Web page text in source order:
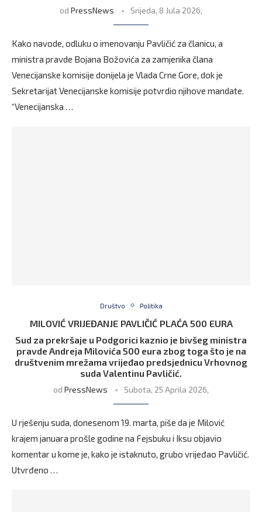
od PressNews Srijeda, 8 Jula 2026,
Kako navode, odluku o imenovanju Pavličić za članicu, a
ministra pravde Bojana Božovića za zamjenika člana
Venecijanske komisije donijela je Vlada Crne Gore, dok je
Sekretarijat Venecijanske komisije potvrdio njihove mandate.
“Venecijanska …
Društvo Politika
MILOVIĆ VRIJEĐANJE PAVLIČIĆ PLAĆA 500 EURA
Sud za prekršaje u Podgorici kaznio je bivšeg ministra
pravde Andreja Milovića 500 eura zbog toga što je na
društvenim mrežama vrijeđao predsjednicu Vrhovnog
suda Valentinu Pavličić.
od PressNews Subota, 25 Aprila 2026,
U rješenju suda, donesenom 19. marta, piše da je Milović
krajem januara prošle godine na Fejsbuku i Iksu objavio
komentar u kome je, kako je istaknuto, grubo vrijeđao Pavličić.
Utvrđeno …